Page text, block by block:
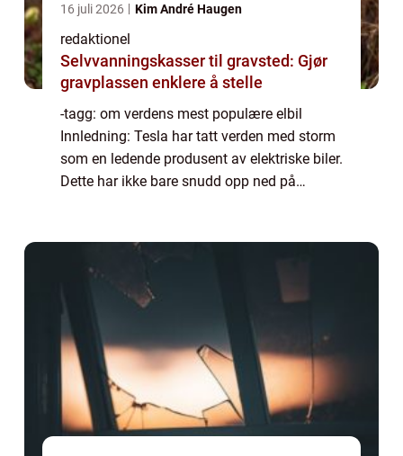
16 juli 2026 Kim André Haugen
redaktionel
Selvvanningskasser til gravsted: Gjør
gravplassen enklere å stelle
-tagg: om verdens mest populære elbil
Innledning: Tesla har tatt verden med storm
som en ledende produsent av elektriske biler.
Dette har ikke bare snudd opp ned på